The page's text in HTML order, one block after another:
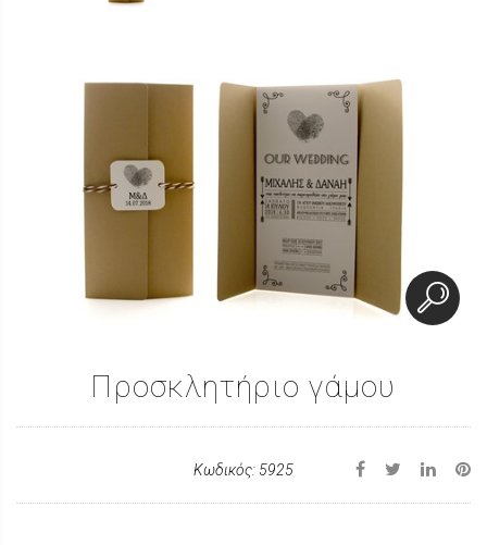
Προσκλητήριο γάμου
Κωδικός: 5925